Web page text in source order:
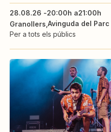
28.08.26 -20:00h a21:00h
Granollers Avinguda del Parc
Per a tots els públics